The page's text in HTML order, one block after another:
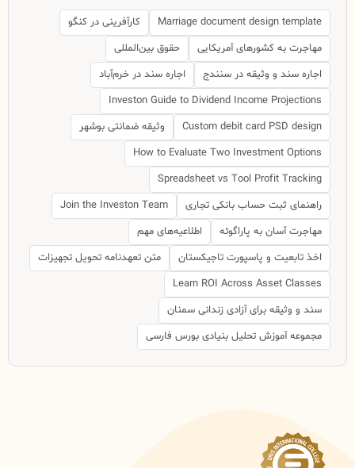
Marriage document design template
کارآفرینی در کنگو
مهاجرت به کشورهای آمریکایی
حقوق بین‌المللی
اجاره سند و وثیقه در سنندج
اجاره سند در خرم‌آباد
Investon Guide to Dividend Income Projections
Custom debit card PSD design
وثیقه ضمانتی بوشهر
How to Evaluate Two Investment Options
Spreadsheet vs Tool Profit Tracking
راهنمای ثبت حساب بانکی تجاری
Join the Investon Team
مهاجرت آسان به پاراگوئه
اطلاعیه‌های مهم
اخذ تابعیت و پاسپورت تاجیکستان
متن تعهدنامه تحویل تجهیزات
Learn ROI Across Asset Classes
سند و وثیقه برای آزادی زندانی سمنان
مجموعه آموزش تحلیل بنیادی بورس فارسی